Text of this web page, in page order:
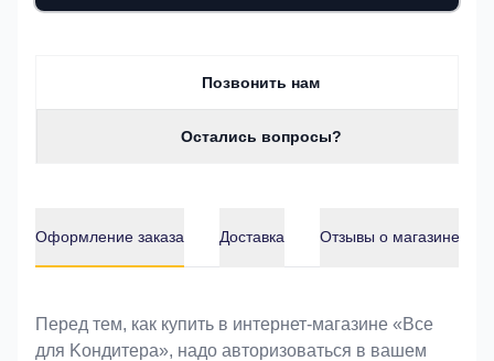
Позвонить нам
Остались вопросы?
Оформление заказа Доставка Отзывы о магазине
Оформление заказа
Перед тем, как купить в интернет-магазине «Bce
для Koндитeрa», надо авторизоваться в вашем